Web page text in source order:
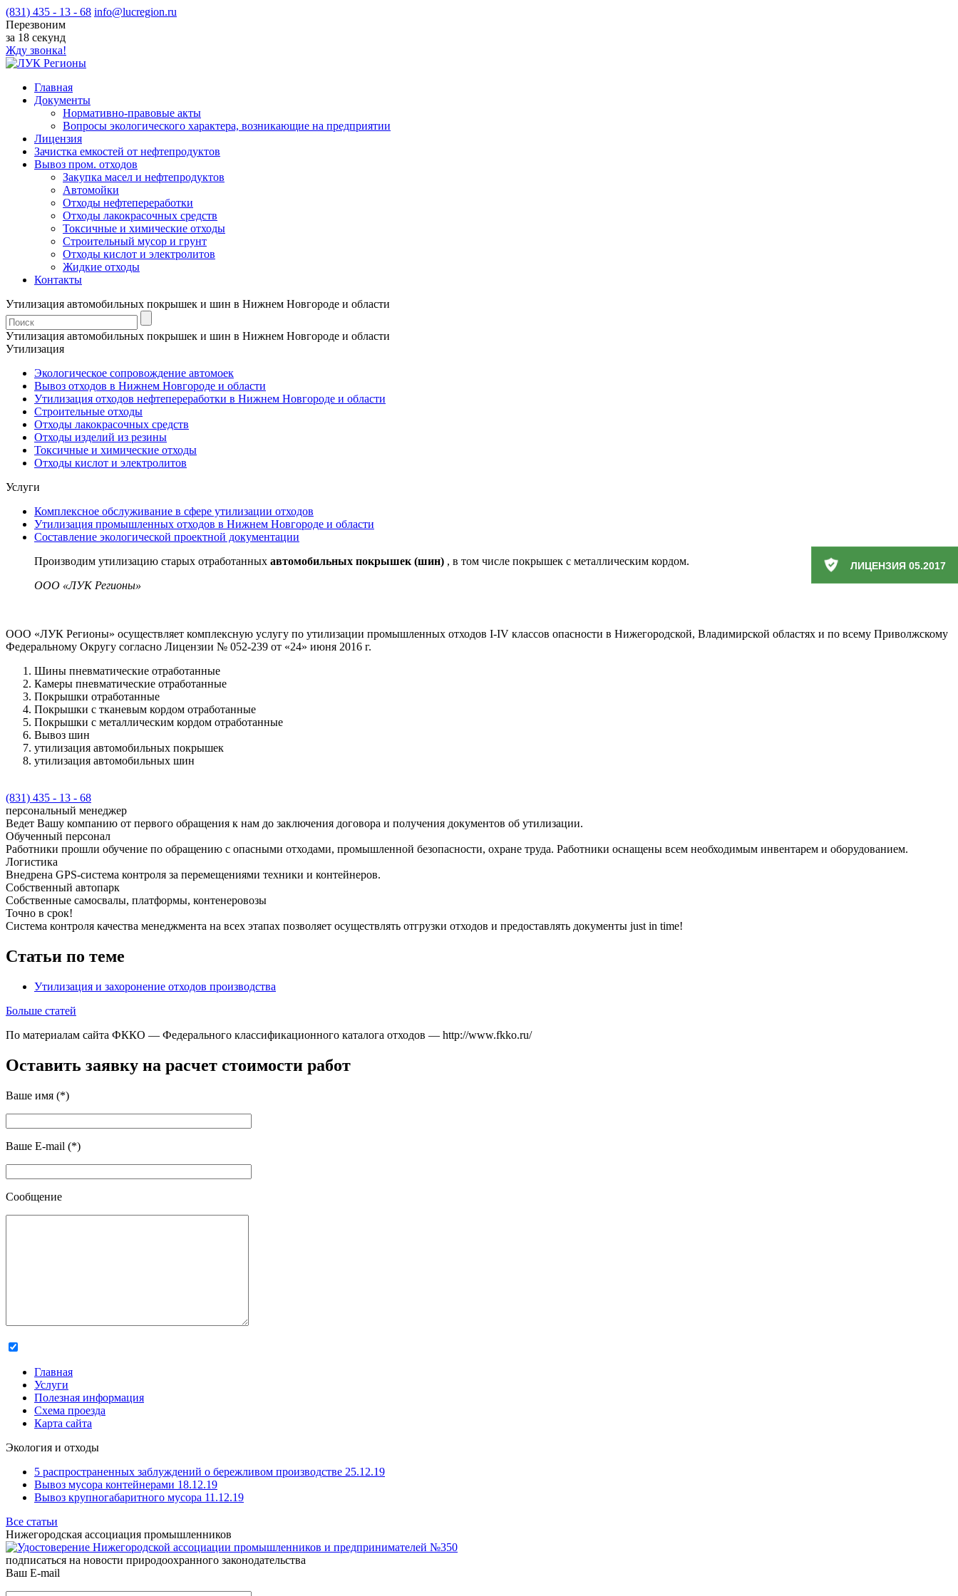
ЛИЦЕНЗИЯ 05.2017
(831) 435 - 13 - 68 info@lucregion.ru
Перезвоним
за 18 секунд
Жду звонка!
Главная
Документы
Нормативно-правовые акты
Вопросы экологического характера, возникающие на предприятии
Лицензия
Зачистка емкостей от нефтепродуктов
Вывоз пром. отходов
Закупка масел и нефтепродуктов
Автомойки
Отходы нефтепереработки
Отходы лакокрасочных средств
Токсичные и химические отходы
Cтроительный мусор и грунт
Отходы кислот и электролитов
Жидкие отходы
Контакты
Утилизация автомобильных покрышек и шин в Нижнем Новгороде и области
Утилизация автомобильных покрышек и шин в Нижнем Новгороде и области
Утилизация
Экологическое сопровождение автомоек
Вывоз отходов в Нижнем Новгороде и области
Утилизация отходов нефтепереработки в Нижнем Новгороде и области
Строительные отходы
Отходы лакокрасочных средств
Отходы изделий из резины
Токсичные и химические отходы
Отходы кислот и электролитов
Услуги
Комплексное обслуживание в сфере утилизации отходов
Утилизация промышленных отходов в Нижнем Новгороде и области
Составление экологической проектной документации
Производим утилизацию старых отработанных автомобильных покрышек (шин) , в том числе покрышек с металлическим кордом.
ООО «ЛУК Регионы»
ООО «ЛУК Регионы» осуществляет комплексную услугу по утилизации промышленных отходов I-IV классов опасности в Нижегородской, Владимирской областях и по всему Приволжскому
Федеральному Округу согласно Лицензии № 052-239 от «24» июня 2016 г.
Шины пневматические отработанные
Камеры пневматические отработанные
Покрышки отработанные
Покрышки с тканевым кордом отработанные
Покрышки с металлическим кордом отработанные
Вывоз шин
утилизация автомобильных покрышек
утилизация автомобильных шин
(831) 435 - 13 - 68
персональный менеджер
Ведет Вашу компанию от первого обращения к нам до заключения договора и получения документов об утилизации.
Обученный персонал
Работники прошли обучение по обращению с опасными отходами, промышленной безопасности, охране труда. Работники оснащены всем необходимым инвентарем и оборудованием.
Логистика
Внедрена GPS-система контроля за перемещениями техники и контейнеров.
Собственный автопарк
Собственные самосвалы, платформы, контенеровозы
Точно в срок!
Система контроля качества менеджмента на всех этапах позволяет осуществлять отгрузки отходов и предоставлять документы just in time!
Статьи по теме
Утилизация и захоронение отходов производства
Больше статей
По материалам сайта ФККО — Федерального классификационного каталога отходов — http://www.fkko.ru/
Оставить заявку на расчет стоимости работ
Ваше имя (*)
Ваше E-mail (*)
Сообщение
Главная
Услуги
Полезная информация
Схема проезда
Карта сайта
Экология и отходы
5 распространенных заблуждений о бережливом производстве 25.12.19
Вывоз мусора контейнерами 18.12.19
Вывоз крупногабаритного мусора 11.12.19
Все статьи
Нижегородская ассоциация промышленников
подписаться на новости природоохранного законодательства
Ваш E-mail